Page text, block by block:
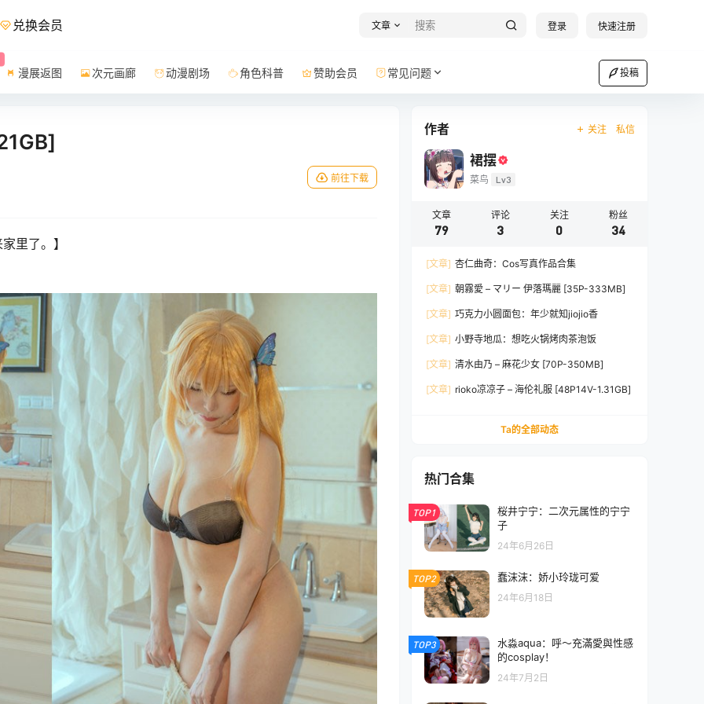
兑换会员 文章 登录 快速注册
漫展返图 次元画廊 动漫剧场 角色科普 赞助会员 常见问题 投稿
前往下载
里了。】
作者 关注 私信
裙摆
菜鸟 Lv3
文章
79
评论
3
关注
0
粉丝
34
[文章] 杏仁曲奇：Cos写真作品合集
[文章] 朝霧愛 – マリー 伊落瑪麗 [35P-333MB]
[文章] 巧克力小圆面包：年少就知jiojio香
[文章] 小野寺地瓜：想吃火锅烤肉茶泡饭
[文章] 清水由乃 – 麻花少女 [70P-350MB]
[文章] rioko凉凉子 – 海伦礼服 [48P14V-1.31GB]
Ta的全部动态
热门合集
TOP1
桜井宁宁：二次元属性的宁宁
子
24年6月26日
TOP2 蠢沫沫：娇小玲珑可爱
24年6月18日
TOP3
水淼aqua：呼～充滿愛與性感
的cosplay！
24年7月2日